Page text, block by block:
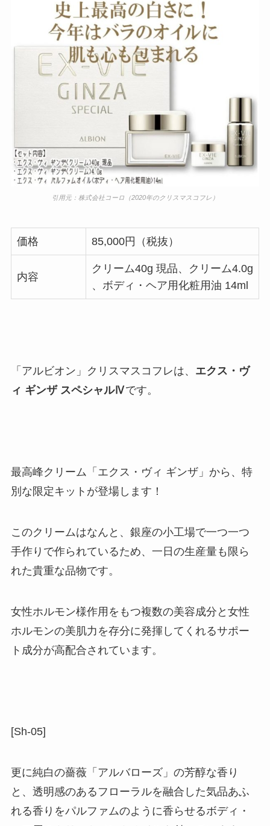
引用元：株式会社コーロ（2020年のクリスマスコフレ）
価格 85,000円（税抜）
内容
クリーム40g 現品、クリーム4.0g
、ボディ・ヘア用化粧用油 14ml
「アルビオン」クリスマスコフレは、 エクス・ヴ
ィ ギンザ スペシャルⅣです。
最高峰クリーム 「エクス・ヴィ ギンザ」から、特
別な限定キットが登場します！
このクリームはなんと、銀座の小工場で一つ一つ
手作り で作られているため、一日の生産量も限ら
れた貴重な品物です。
女性ホルモン様作用をもつ複数の美容成分と 女性
ホルモンの美肌力を存分に発揮 してくれるサポー
ト成分が高配合されています。
[Sh-05]
更に純白の薔薇「アルバローズ」の芳醇な香り
と、透明感のあるフローラルを融合した気品あふ
れる香りをパルファムのように香らせるボディ・